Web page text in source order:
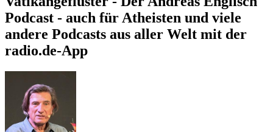
Podcast - auch für Atheisten und viele
andere Podcasts aus aller Welt mit der
radio.de-App